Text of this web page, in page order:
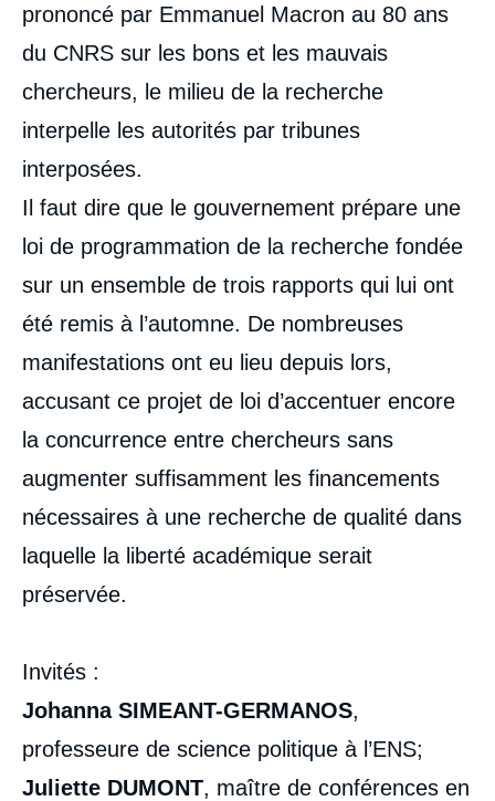
médiatique
prononcé par Emmanuel Macron au 80 ans
du CNRS sur les bons et les mauvais
chercheurs, le milieu de la recherche
interpelle les autorités par tribunes
interposées.
Il faut dire que le gouvernement prépare une
loi de programmation de la recherche fondée
sur un ensemble de trois rapports qui lui ont
été remis à l’automne. De nombreuses
manifestations ont eu lieu depuis lors,
accusant ce projet de loi d’accentuer encore
la concurrence entre chercheurs sans
augmenter suffisamment les financements
nécessaires à une recherche de qualité dans
laquelle la liberté académique serait
préservée.
Invités :
Johanna SIMEANT-GERMANOS,
professeure de science politique à l’ENS;
Juliette DUMONT, maître de conférences en